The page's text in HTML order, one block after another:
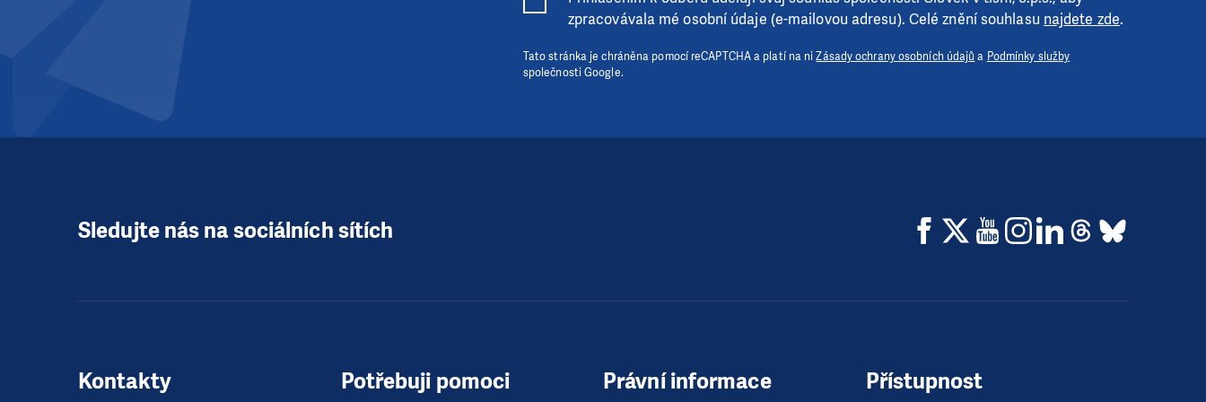
zpracovávala mé osobní údaje (e-mailovou adresu). Celé znění souhlasu najdete zde.
Tato stránka je chráněna pomocí reCAPTCHA a platí na niZásady ochrany osobních údajů a Podmínky služby
společnosti Google.
Sledujte nás na sociálních sítích
Kontakty Potřebuji pomoci Právní informace Přístupnost